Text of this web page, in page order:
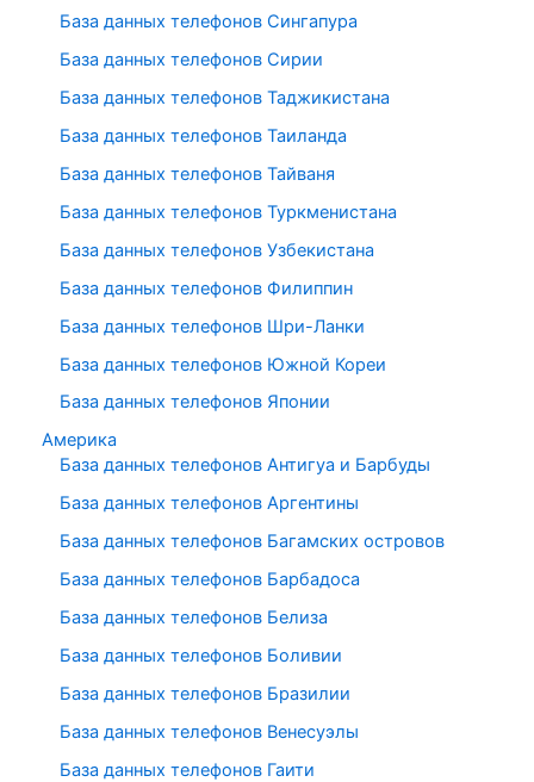
База данных телефонов Сингапура
База данных телефонов Сирии
База данных телефонов Таджикистана
База данных телефонов Таиланда
База данных телефонов Тайваня
База данных телефонов Туркменистана
База данных телефонов Узбекистана
База данных телефонов Филиппин
База данных телефонов Шри-Ланки
База данных телефонов Южной Кореи
База данных телефонов Японии
Америка
База данных телефонов Антигуа и Барбуды
База данных телефонов Аргентины
База данных телефонов Багамских островов
База данных телефонов Барбадоса
База данных телефонов Белиза
База данных телефонов Боливии
База данных телефонов Бразилии
База данных телефонов Венесуэлы
База данных телефонов Гаити